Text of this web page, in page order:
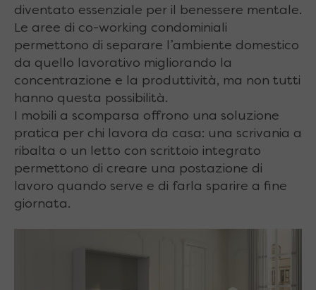
diventato essenziale per il benessere mentale.
Le aree di co-working condominiali
permettono di separare l’ambiente domestico
da quello lavorativo migliorando la
concentrazione e la produttività, ma non tutti
hanno questa possibilità.
I mobili a scomparsa offrono una soluzione
pratica per chi lavora da casa: una scrivania a
ribalta o un letto con scrittoio integrato
permettono di creare una postazione di
lavoro quando serve e di farla sparire a fine
giornata.